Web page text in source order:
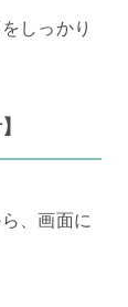
しっかり
、画面に